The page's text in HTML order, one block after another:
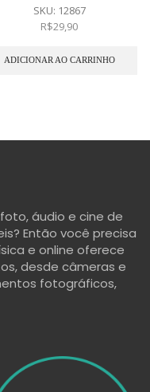
SKU: 12867
R$29,90
ADICIONAR AO CARRINHO
áudio e cine de
Então você precisa
e online oferece
desde câmeras e
fotográficos,